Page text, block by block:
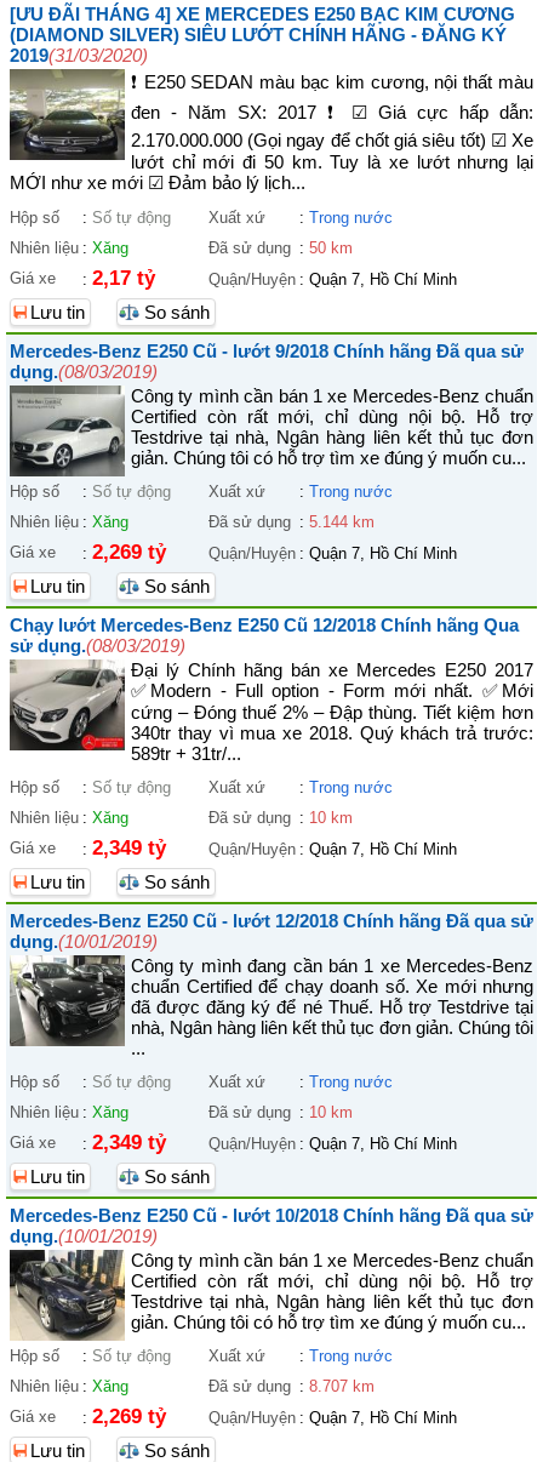
[ƯU ĐÃI THÁNG 4] XE MERCEDES E250 BẠC KIM CƯƠNG
(DIAMOND SILVER) SIÊU LƯỚT CHÍNH HÃNG - ĐĂNG KÝ
2019(31/03/2020)
❗ E250 SEDAN màu bạc kim cương, nội thất màu
đen - Năm SX: 2017 ❗ ☑ Giá cực hấp dẫn:
2.170.000.000 (Gọi ngay để chốt giá siêu tốt) ☑ Xe
lướt chỉ mới đi 50 km. Tuy là xe lướt nhưng lại
MỚI như xe mới ☑ Đảm bảo lý lịch...
Hộp số : Số tự động Xuất xứ : Trong nước
Nhiên liệu : Xăng Đã sử dụng : 50 km
Giá xe
: 2,17 tỷ Quận/Huyện : Quận 7, Hồ Chí Minh
Lưu tin
So sánh
Mercedes-Benz E250 Cũ - lướt 9/2018 Chính hãng Đã qua sử
dụng.(08/03/2019)
Công ty mình cần bán 1 xe Mercedes-Benz chuẩn
Certified còn rất mới, chỉ dùng nội bộ. Hỗ trợ
Testdrive tại nhà, Ngân hàng liên kết thủ tục đơn
giản. Chúng tôi có hỗ trợ tìm xe đúng ý muốn cu...
Hộp số : Số tự động Xuất xứ : Trong nước
Nhiên liệu : Xăng Đã sử dụng : 5.144 km
Giá xe
: 2,269 tỷ Quận/Huyện : Quận 7, Hồ Chí Minh
Lưu tin
So sánh
Chạy lướt Mercedes-Benz E250 Cũ 12/2018 Chính hãng Qua
sử dụng.(08/03/2019)
Đại lý Chính hãng bán xe Mercedes E250 2017
✅Modern - Full option - Form mới nhất. ✅Mới
cứng – Đóng thuế 2% – Đập thùng. Tiết kiệm hơn
340tr thay vì mua xe 2018. Quý khách trả trước:
589tr + 31tr/...
Hộp số : Số tự động Xuất xứ : Trong nước
Nhiên liệu : Xăng Đã sử dụng : 10 km
Giá xe
: 2,349 tỷ Quận/Huyện : Quận 7, Hồ Chí Minh
Lưu tin
So sánh
Mercedes-Benz E250 Cũ - lướt 12/2018 Chính hãng Đã qua sử
dụng.(10/01/2019)
Công ty mình đang cần bán 1 xe Mercedes-Benz
chuẩn Certified để chạy doanh số. Xe mới nhưng
đã được đăng ký để né Thuế. Hỗ trợ Testdrive tại
nhà, Ngân hàng liên kết thủ tục đơn giản. Chúng tôi
...
Hộp số : Số tự động Xuất xứ : Trong nước
Nhiên liệu : Xăng Đã sử dụng : 10 km
Giá xe
: 2,349 tỷ Quận/Huyện : Quận 7, Hồ Chí Minh
Lưu tin
So sánh
Mercedes-Benz E250 Cũ - lướt 10/2018 Chính hãng Đã qua sử
dụng.(10/01/2019)
Công ty mình cần bán 1 xe Mercedes-Benz chuẩn
Certified còn rất mới, chỉ dùng nội bộ. Hỗ trợ
Testdrive tại nhà, Ngân hàng liên kết thủ tục đơn
giản. Chúng tôi có hỗ trợ tìm xe đúng ý muốn cu...
Hộp số : Số tự động Xuất xứ : Trong nước
Nhiên liệu : Xăng Đã sử dụng : 8.707 km
Giá xe
: 2,269 tỷ Quận/Huyện : Quận 7, Hồ Chí Minh
Lưu tin
So sánh